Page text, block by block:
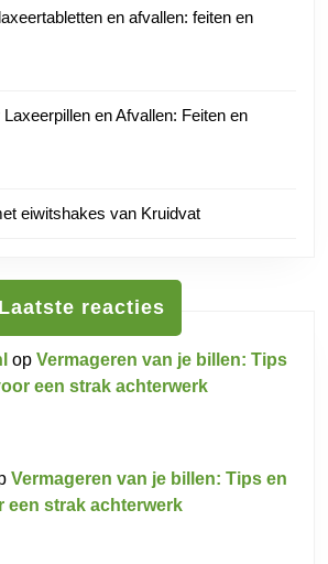
en afvallen: feiten en
en Afvallen: Feiten en
eiwitshakes van Kruidvat
Laatste reacties
op Vermageren van je billen: Tips
een strak achterwerk
Vermageren van je billen: Tips en
een strak achterwerk